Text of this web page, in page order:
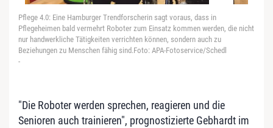
Pflege 4.0: Eine Hamburger Trendforscherin sagt voraus, dass in
Pflegeheimen bald vermehrt Roboter zum Einsatz kommen werden, die nicht
nur handwerkliche Tätigkeiten verrichten können, sondern auch zu
Beziehungen zu Menschen fähig sind.Foto: APA-Fotoservice/Schedl
-
"Die Roboter werden sprechen, reagieren und die
Senioren auch trainieren", prognostizierte Gebhardt im